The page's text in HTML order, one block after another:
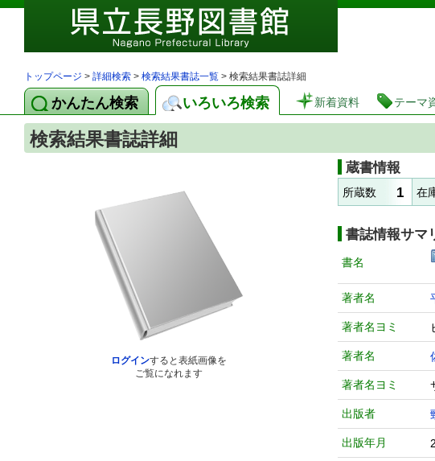
図書館
トップページ > 詳細検索 > 検索結果書誌一覧 > 検索結果書誌詳細
かんたん検索 いろいろ検索 新着資料 テーマ
検索結果書誌詳細
ログインすると表紙画像を
ご覧になれます
蔵書情報
所蔵数 1 在
書誌情報サマ
書名
著者名
著者名ヨミ
著者名
著者名ヨミ
出版者
出版年月